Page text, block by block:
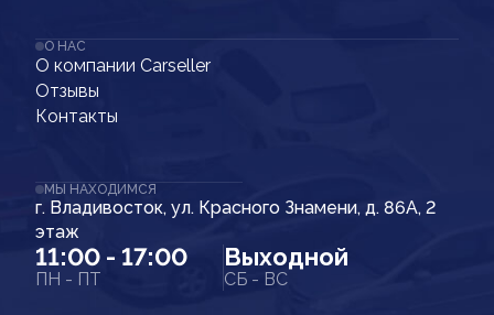
О НАС
О компании Carseller
Отзывы
Контакты
МЫ НАХОДИМСЯ
г. Владивосток, ул. Красного Знамени, д. 86А, 2
этаж
11:00 - 17:00
ПН - ПТ
Выходной
СБ - ВС